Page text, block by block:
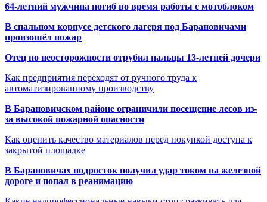
64-летний мужчина погиб во время работы с мотоблоком
В спальном корпусе детского лагеря под Барановичами
произошёл пожар
Отец по неосторожности отрубил пальцы 13-летней дочери
Как предприятия переходят от ручного труда к
автоматизированному производству
В Барановичском районе ограничили посещение лесов из-
за высокой пожарной опасности
Как оценить качество материалов перед покупкой доступа к
закрытой площадке
В Барановичах подросток получил удар током на железной
дороге и попал в реанимацию